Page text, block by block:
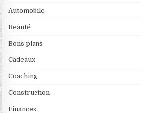
Automobile
Beauté
Bons plans
Cadeaux
Coaching
Construction
Finances